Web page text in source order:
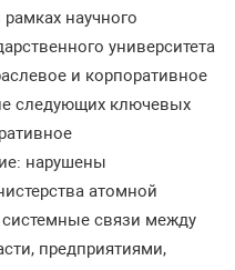
научного
университета
и корпоративное
следующих ключевых
нарушены
атомной
связи между
предприятиями,